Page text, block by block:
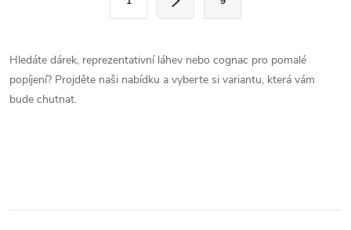
d
a
r
á
n
k
í
Hledáte dárek, reprezentativní láhev nebo cognac pro pomalé
popíjení? Projděte naši nabídku a vyberte si variantu, která vám
bude chutnat.